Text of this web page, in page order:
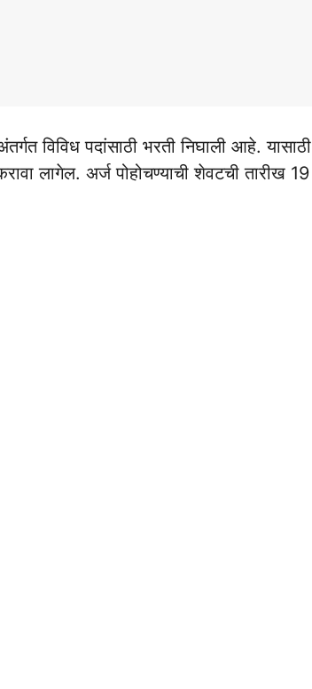
विविध पदांसाठी भरती निघाली आहे. यासाठी
लागेल. अर्ज पोहोचण्याची शेवटची तारीख 19